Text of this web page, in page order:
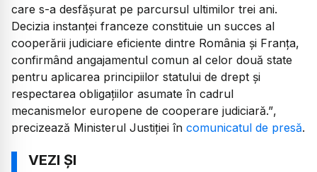
care s-a desfășurat pe parcursul ultimilor trei ani.
Decizia instanței franceze constituie un succes al
cooperării judiciare eficiente dintre România și Franța,
confirmând angajamentul comun al celor două state
pentru aplicarea principiilor statului de drept și
respectarea obligațiilor asumate în cadrul
mecanismelor europene de cooperare judiciară.”,
precizează Ministerul Justiției în comunicatul de presă.